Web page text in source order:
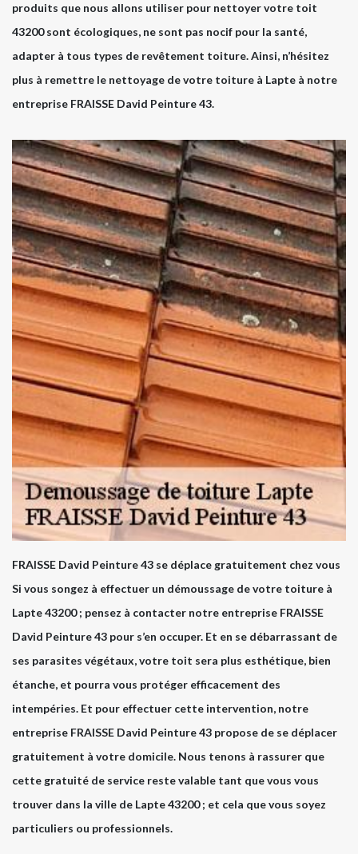
produits que nous allons utiliser pour nettoyer votre toit
43200 sont écologiques, ne sont pas nocif pour la santé,
adapter à tous types de revêtement toiture. Ainsi, n’hésitez
plus à remettre le nettoyage de votre toiture à Lapte à notre
entreprise FRAISSE David Peinture 43.
FRAISSE David Peinture 43 se déplace gratuitement chez vous
Si vous songez à effectuer un démoussage de votre toiture à
Lapte 43200 ; pensez à contacter notre entreprise FRAISSE
David Peinture 43 pour s’en occuper. Et en se débarrassant de
ses parasites végétaux, votre toit sera plus esthétique, bien
étanche, et pourra vous protéger efficacement des
intempéries. Et pour effectuer cette intervention, notre
entreprise FRAISSE David Peinture 43 propose de se déplacer
gratuitement à votre domicile. Nous tenons à rassurer que
cette gratuité de service reste valable tant que vous vous
trouver dans la ville de Lapte 43200 ; et cela que vous soyez
particuliers ou professionnels.